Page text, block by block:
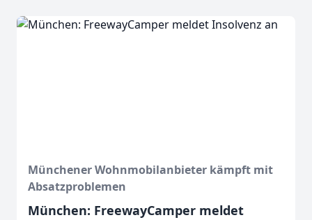
Münchener Wohnmobilanbieter kämpft mit
Absatzproblemen
München: FreewayCamper meldet